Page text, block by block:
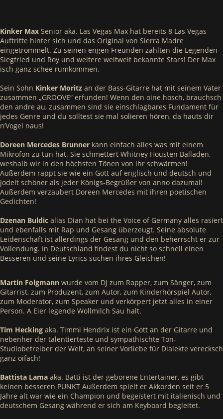
Kinker Max Senior aka. Las Vegas Max hat bereits 8 Las Vegas
Auftritte hinter sich und das Original von Sierra Madre
eingetrommelt. Zu seinen engen Freunden zählten die Legenden
Siegfried und Roy und weitere weltweit bekannte Stars! Der Max
isch ganz schee rumkommen.
Sein Sohn Kinker Moritz an der Bass-Gitarre hat mit seinem Vater
zusammen „GROOVE“ erfunden! Wenn den oine hosch, brauchsch
den andre au, zusammen sind sie einschlagbares Fundament für
jedes Genre und du solltest sie mal solieren hören, da hauts dir
n’Vogel naus!
Doreen Mercedes Brunner kann einfach alles was mit einem
Mikrofon zu tun hat. Sie schmettert Whitney Housten Balladen,
weshalb wir in den höchsten Tönen von ihr schwärmen!
Außerdem rappt sie wie ein Gott auf englisch und deutsch und
jodelt schöner als jeder Königs-Begrüßer von anno dazumal!
Außerdem verzaubert Doreen Mercedes mit ihren poetischen
Gedichten!
Dzenan Buldic alias Dian hat bei the Voice of Germany alles rasiert
und ebenfalls mit Rap und Gesang überzeugt. Seine absolute
Leidenschaft ist allerdings der Gesang und den beherrscht er zur
Vollendung. In Deutschland findest du nicht so schnell einen
Besseren und seine Lyrics suchen ihres Gleichen!
Martin Folgmann wurde vom DJ zum Rapper, zum Sänger, zum
Gitarrist, zum Produzent, zum Autor, zum Kinderhörspiel Autor,
zum Moderator, zum Speaker und verkörpert jetzt alles in einer
Person. A Eier legende Wollmilch Sau halt.
Tim Hecking aka. Timmi Hendrix ist ein Gott an der Gitarre und
nebenher der talentierteste und sympathischte Ton-
Studiobetreiber der Welt, an seiner Vorliebe für Dialekte verecksch
ganz oifach!
Battista Lama aka. Batti ist der geborene Entertainer, es gibt
keinen besseren PUNKT Außerdem spielt er Akkorden seit er 5
Jahre alt war wie ein Champion und begeistert mit italienisch und
deutschem Gesang während er sich am Keyboard begleitet.